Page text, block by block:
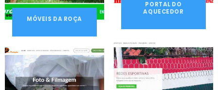
PORTAL DO
AQUECEDOR
MÓVEIS DA ROÇA